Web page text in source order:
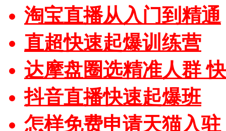
淘宝直播从入门到精通
直超快速起爆训练营
达摩盘圈选精准人群
抖音直播快速起爆班
怎样免费申请天猫入驻